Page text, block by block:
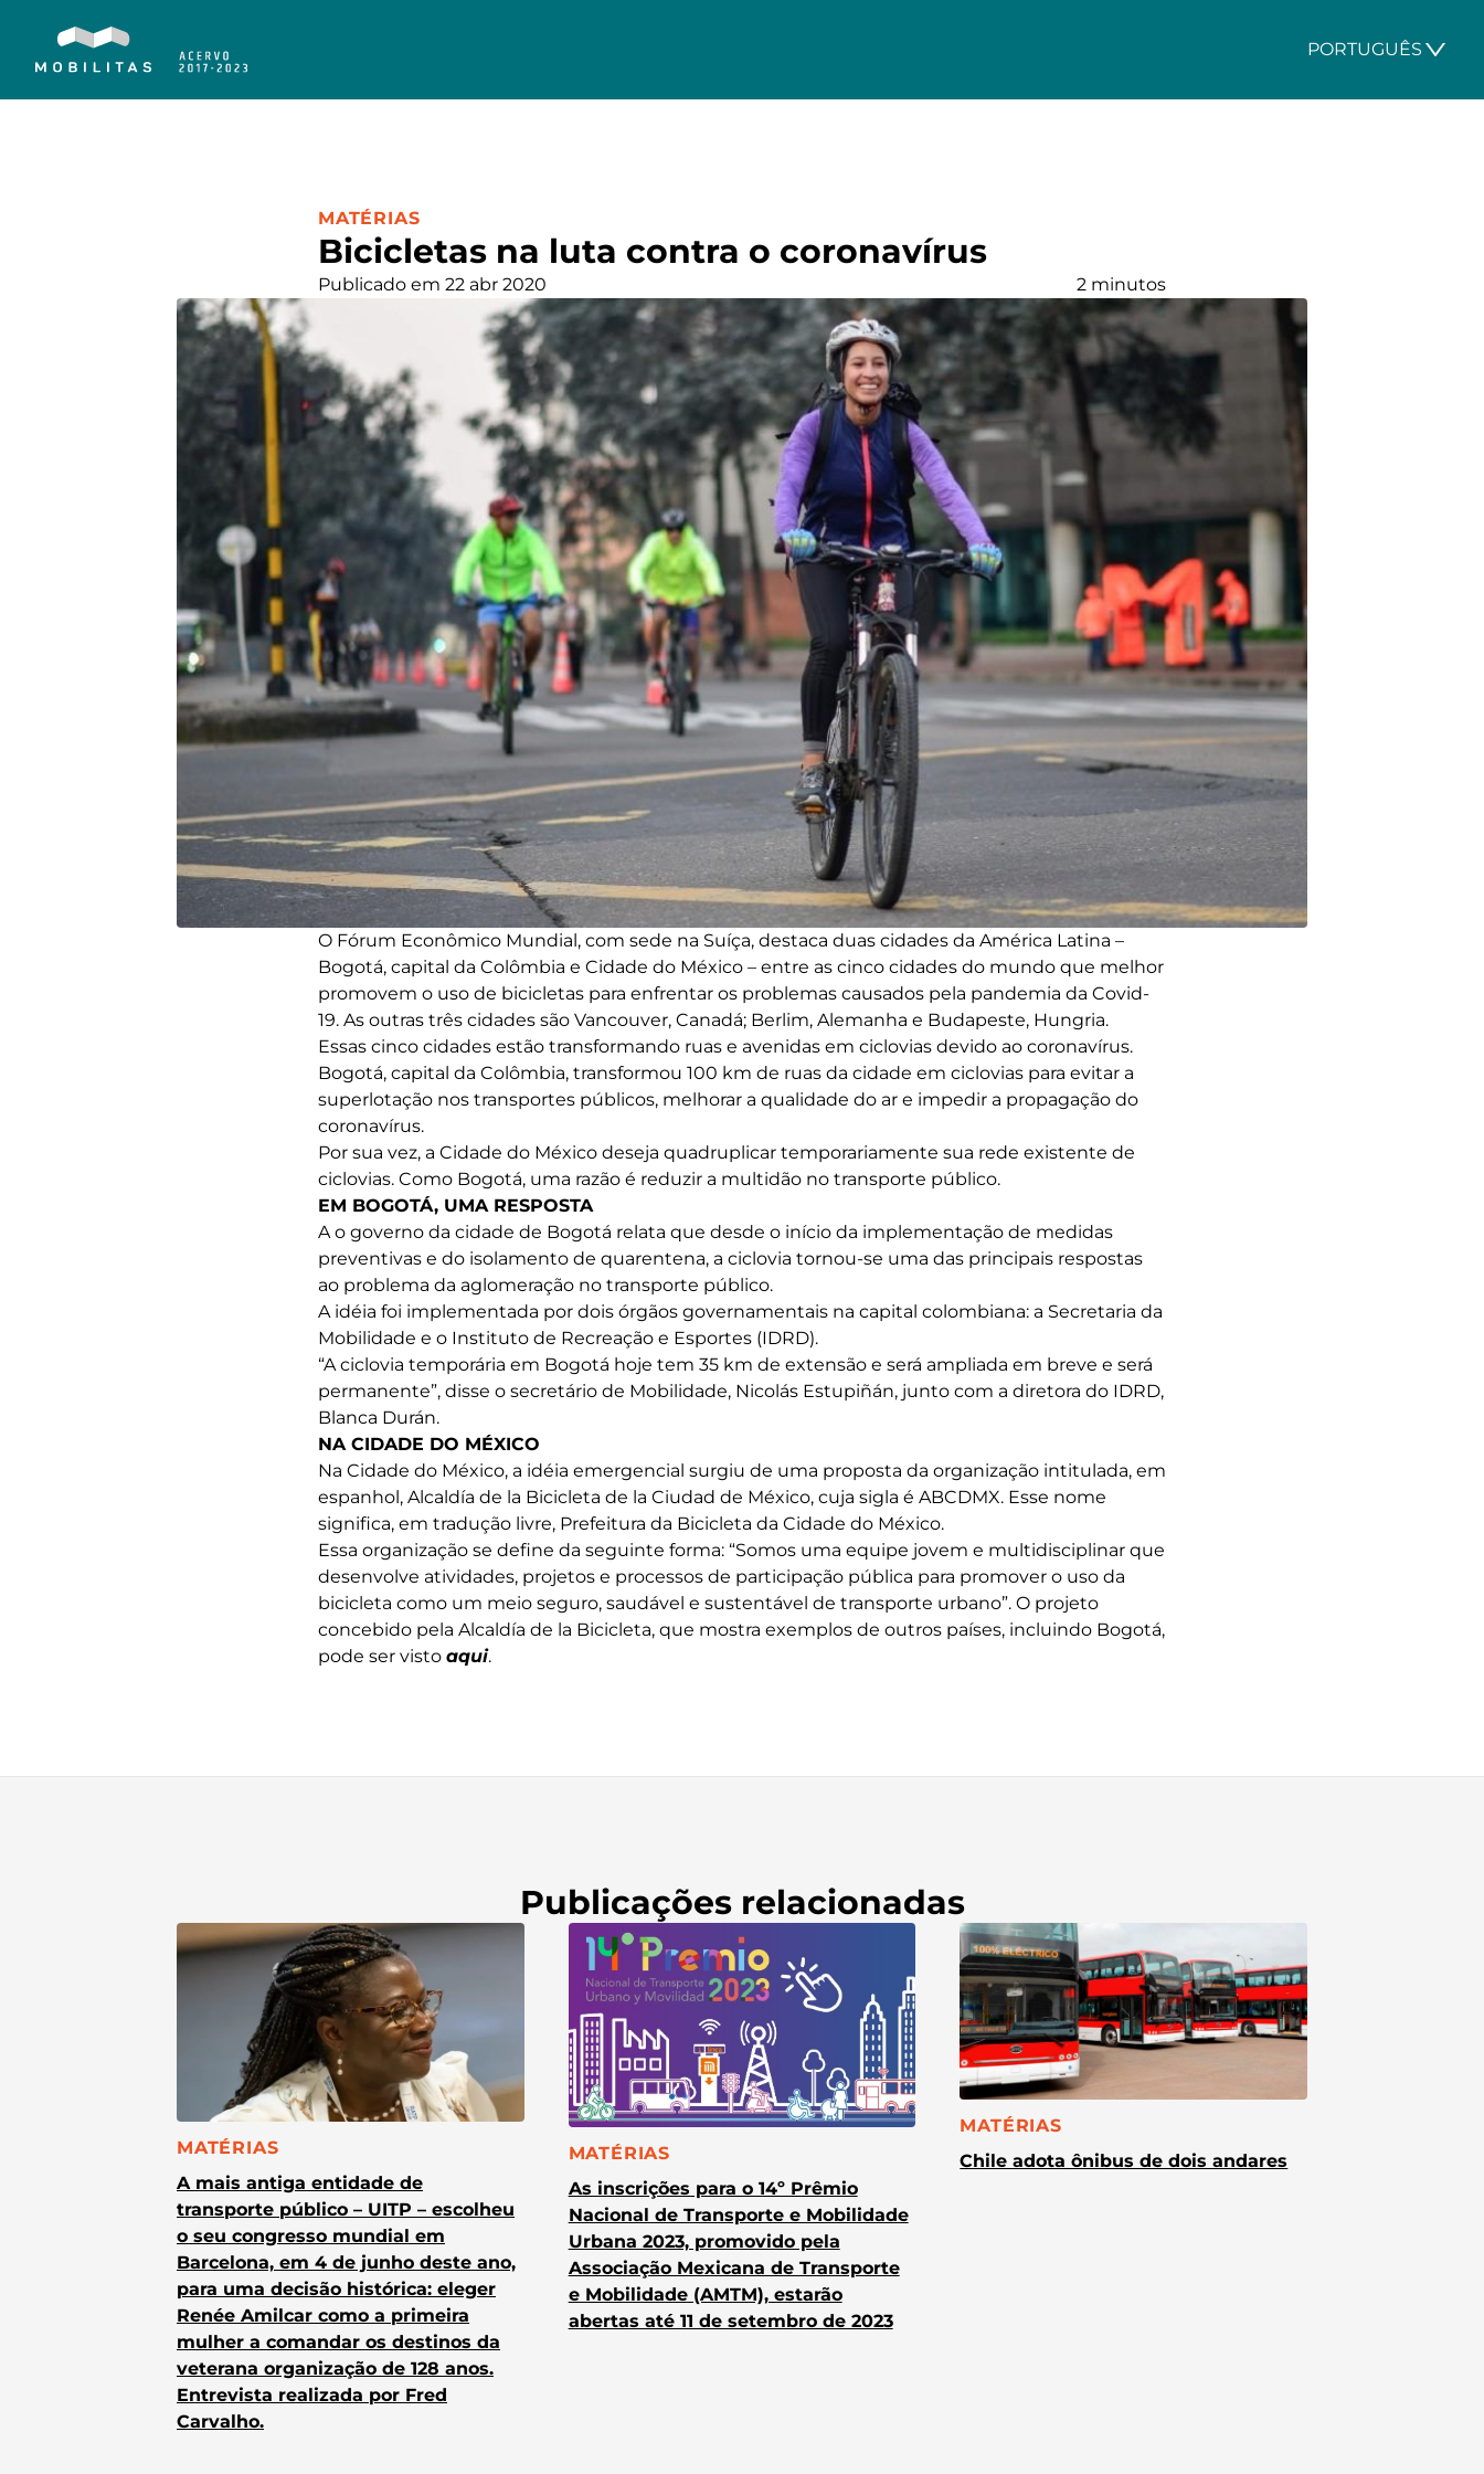
PORTUGUÊS
Bicicletas na luta contra o coronavírus
CATEGORIA:
MATÉRIAS
Publicado em 22 abr 2020 2 minutos
O Fórum Econômico Mundial, com sede na Suíça, destaca duas cidades da América Latina –
Bogotá, capital da Colômbia e Cidade do México – entre as cinco cidades do mundo que melhor
promovem o uso de bicicletas para enfrentar os problemas causados ​​pela pandemia da Covid-
19. As outras três cidades são Vancouver, Canadá; Berlim, Alemanha e Budapeste, Hungria.
Essas cinco cidades estão transformando ruas e avenidas em ciclovias devido ao coronavírus.
Bogotá, capital da Colômbia, transformou 100 km de ruas da cidade em ciclovias para evitar a
superlotação nos transportes públicos, melhorar a qualidade do ar e impedir a propagação do
coronavírus.
Por sua vez, a Cidade do México deseja quadruplicar temporariamente sua rede existente de
ciclovias. Como Bogotá, uma razão é reduzir a multidão no transporte público.
EM BOGOTÁ, UMA RESPOSTA
A o governo da cidade de Bogotá relata que desde o início da implementação de medidas
preventivas e do isolamento de quarentena, a ciclovia tornou-se uma das principais respostas
ao problema da aglomeração no transporte público.
A idéia foi implementada por dois órgãos governamentais na capital colombiana: a Secretaria da
Mobilidade e o Instituto de Recreação e Esportes (IDRD).
“A ciclovia temporária em Bogotá hoje tem 35 km de extensão e será ampliada em breve e será
permanente”, disse o secretário de Mobilidade, Nicolás Estupiñán, junto com a diretora do IDRD,
Blanca Durán.
NA CIDADE DO MÉXICO
Na Cidade do México, a idéia emergencial surgiu de uma proposta da organização intitulada, em
espanhol, Alcaldía de la Bicicleta de la Ciudad de México, cuja sigla é ABCDMX. Esse nome
significa, em tradução livre, Prefeitura da Bicicleta da Cidade do México.
Essa organização se define da seguinte forma: “Somos uma equipe jovem e multidisciplinar que
desenvolve atividades, projetos e processos de participação pública para promover o uso da
bicicleta como um meio seguro, saudável e sustentável de transporte urbano”. O projeto
concebido pela Alcaldía de la Bicicleta, que mostra exemplos de outros países, incluindo Bogotá,
pode ser visto aqui.
Publicações relacionadas
CATEGORIA:
MATÉRIAS
A mais antiga entidade de
transporte público – UITP – escolheu
o seu congresso mundial em
Barcelona, em 4 de junho deste ano,
para uma decisão histórica: eleger
Renée Amilcar como a primeira
mulher a comandar os destinos da
veterana organização de 128 anos.
Entrevista realizada por Fred
Carvalho.
CATEGORIA:
MATÉRIAS
As inscrições para o 14º Prêmio
Nacional de Transporte e Mobilidade
Urbana 2023, promovido pela
Associação Mexicana de Transporte
e Mobilidade (AMTM), estarão
abertas até 11 de setembro de 2023
CATEGORIA:
MATÉRIAS
Chile adota ônibus de dois andares